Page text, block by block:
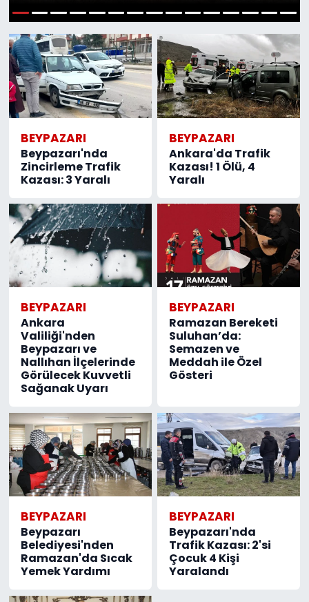
1 2 3 4 5 6 7 12 14 15
BEYPAZARI
Beypazarı'nda
Zincirleme Trafik
Kazası: 3 Yaralı
BEYPAZARI
Ankara'da Trafik
Kazası! 1 Ölü, 4
Yaralı
BEYPAZARI
Ankara
Valiliği'nden
Beypazarı ve
Nallıhan İlçelerinde
Görülecek Kuvvetli
Sağanak Uyarı
BEYPAZARI
Ramazan Bereketi
Suluhan’da:
Semazen ve
Meddah ile Özel
Gösteri
BEYPAZARI
Beypazarı
Belediyesi'nden
Ramazan'da Sıcak
Yemek Yardımı
BEYPAZARI
Beypazarı'nda
Trafik Kazası: 2'si
Çocuk 4 Kişi
Yaralandı